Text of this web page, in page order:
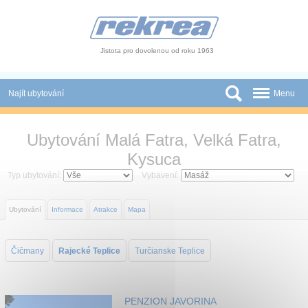
Jistota pro dovolenou od roku 1963
Najít ubytování
Autobusové zájezdy
Skupiny a konference
Novinky
O nás
Menu
Ubytování Malá Fatra, Velká Fatra,
Kysuca
Typ ubytování: Vybavení:
Ubytování Informace Atrakce Mapa
Čičmany Rajecké Teplice Turčianske Teplice
PENZION JAVORINA